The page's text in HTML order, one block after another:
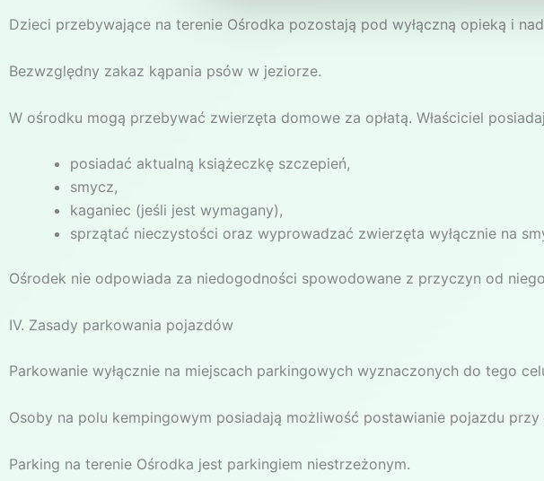
Dzieci przebywające na terenie Ośrodka pozostają pod wyłączną opieką i
Bezwzględny zakaz kąpania psów w jeziorze.
W ośrodku mogą przebywać zwierzęta domowe za opłatą. Właściciel
posiadać aktualną książeczkę szczepień,
smycz,
kaganiec (jeśli jest wymagany),
sprzątać nieczystości oraz wyprowadzać zwierzęta wyłącznie na
Ośrodek nie odpowiada za niedogodności spowodowane z przyczyn od
IV. Zasady parkowania pojazdów
Parkowanie wyłącznie na miejscach parkingowych wyznaczonych do tego
Osoby na polu kempingowym posiadają możliwość postawianie pojazdu
Parking na terenie Ośrodka jest parkingiem niestrzeżonym.